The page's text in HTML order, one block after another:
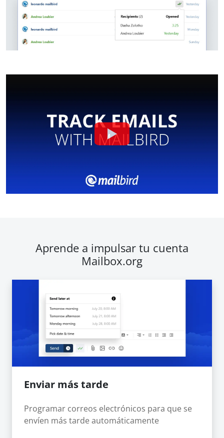
Aprende a impulsar tu cuenta
Mailbox.org
Enviar más tarde
Programar correos electrónicos para que se
envíen más tarde automáticamente